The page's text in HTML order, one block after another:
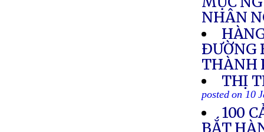
NHÂN
ÐƯỜNG
THÀNH
THỊ
posted on 10
100
BẮT